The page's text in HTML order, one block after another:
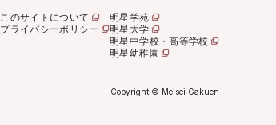
このサイトについて
プライバシーポリシー
明星学苑
明星大学
明星中学校・高等学校
明星幼稚園
Copyright © Meisei Gakuen